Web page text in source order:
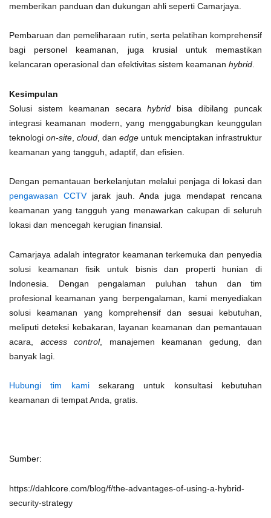
memberikan panduan dan dukungan ahli seperti Camarjaya.
Pembaruan dan pemeliharaan rutin, serta pelatihan komprehensif
bagi personel keamanan, juga krusial untuk memastikan
kelancaran operasional dan efektivitas sistem keamanan hybrid.
Kesimpulan
Solusi sistem keamanan secarahybrid bisa dibilang puncak
integrasi keamanan modern, yang menggabungkan keunggulan
teknologi on-site cloud , dan edge untuk menciptakan infrastruktur
keamanan yang tangguh, adaptif, dan efisien.
Dengan pemantauan berkelanjutan melalui penjaga di lokasi dan
pengawasan CCTVjarak jauh. Anda juga mendapat rencana
keamanan yang tangguh yang menawarkan cakupan di seluruh
lokasi dan mencegah kerugian finansial.
Camarjaya adalah integrator keamanan terkemuka dan penyedia
solusi keamanan fisik untuk bisnis dan properti hunian di
Indonesia. Dengan pengalaman puluhan tahun dan tim
profesional keamanan yang berpengalaman, kami menyediakan
solusi keamanan yang komprehensif dan sesuai kebutuhan,
meliputi deteksi kebakaran, layanan keamanan dan pemantauan
acara, access control, manajemen keamanan gedung, dan
banyak lagi.
Hubungi tim kamisekarang untuk konsultasi kebutuhan
keamanan di tempat Anda, gratis.
Sumber:
https://dahlcore.com/blog/f/the-advantages-of-using-a-hybrid-
security-strategy